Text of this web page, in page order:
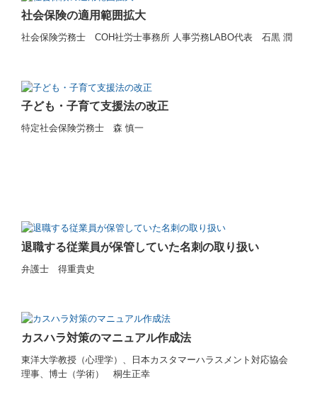
社会保険の適用範囲拡大
社会保険労務士 COH社労士事務所 人事労務LABO代表 石黒 潤
子ども・子育て支援法の改正
特定社会保険労務士 森 慎一
退職する従業員が保管していた名刺の取り扱い
弁護士 得重貴史
カスハラ対策のマニュアル作成法
東洋大学教授（心理学）、日本カスタマーハラスメント対応協会
理事、博士（学術） 桐生正幸